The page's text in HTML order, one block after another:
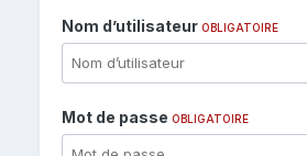
Nom d’utilisateur OBLIGATOIRE
Mot de passe OBLIGATOIRE